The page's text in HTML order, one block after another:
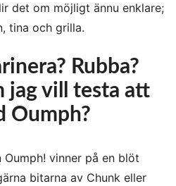
det om möjligt ännu enklare;
tina och grilla.
Rubba?
jag vill testa att
Oumph?
vinner på en blöt
bitarna av Chunk eller